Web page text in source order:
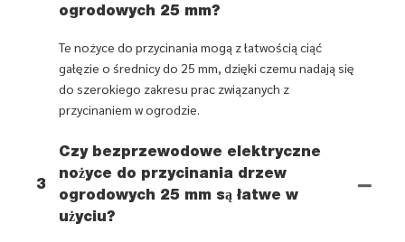
ogrodowych 25 mm?
Te nożyce do przycinania mogą z łatwością ciąć
gałęzie o średnicy do 25 mm, dzięki czemu nadają się
do szerokiego zakresu prac związanych z
przycinaniem w ogrodzie.
3
Czy bezprzewodowe elektryczne
nożyce do przycinania drzew
ogrodowych 25 mm są łatwe w
użyciu?